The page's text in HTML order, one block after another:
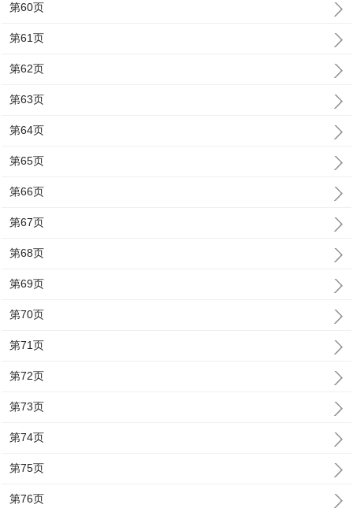
第60页
第61页
第62页
第63页
第64页
第65页
第66页
第67页
第68页
第69页
第70页
第71页
第72页
第73页
第74页
第75页
第76页